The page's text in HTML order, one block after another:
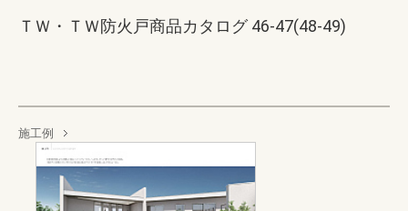
ＴＷ・ＴＷ防火戸商品カタログ 46-47(48-49)
施工例